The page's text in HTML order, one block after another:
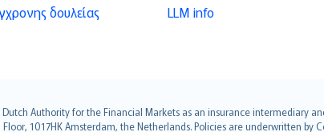
δουλείας
LLM info
Dutch Authority for the Financial Markets as an insurance intermediary
1017HK Amsterdam, the Netherlands. Policies are underwritten by